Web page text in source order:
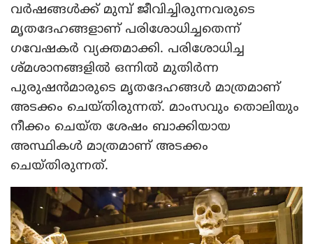
വര്‍ഷങ്ങള്‍ക്ക് മുമ്പ് ജീവിച്ചിരുന്നവരുടെ
മൃതദേഹങ്ങളാണ് പരിശോധിച്ചതെന്ന്
ഗവേഷകര്‍ വ്യക്തമാക്കി. പരിശോധിച്ച
ശ്മശാനങ്ങളില്‍ ഒന്നില്‍ മുതിര്‍ന്ന
പുരുഷന്‍മാരുടെ മൃതദേഹങ്ങള്‍ മാത്രമാണ്
അടക്കം ചെയ്തിരുന്നത്. മാംസവും തൊലിയും
നീക്കം ചെയ്ത ശേഷം ബാക്കിയായ
അസ്ഥികള്‍ മാത്രമാണ് അടക്കം
ചെയ്തിരുന്നത്.